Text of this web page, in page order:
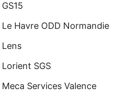
Havre ODD Normandie
SGS
Services Valence